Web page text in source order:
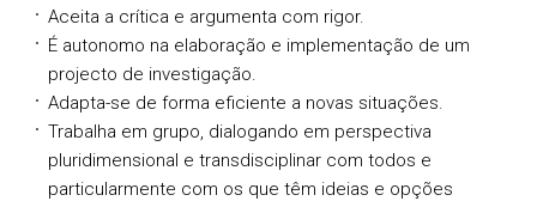
Aceita a crítica e argumenta com rigor.
É autonomo na elaboração e implementação de um
projecto de investigação.
Adapta-se de forma eficiente a novas situações.
Trabalha em grupo, dialogando em perspectiva
pluridimensional e transdisciplinar com todos e
particularmente com os que têm ideias e opções